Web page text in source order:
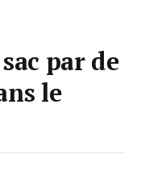
par de
le